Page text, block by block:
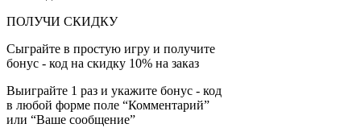
ПОЛУЧИ СКИДКУ
Сыграйте в простую игру и получите
бонус - код на скидку 10% на заказ
Выиграйте 1 раз и укажите бонус - код
в любой форме поле “Комментарий”
или “Ваше сообщение”